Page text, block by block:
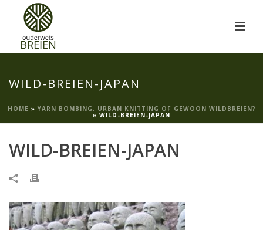
WILD-BREIEN-JAPAN
HOME » YARN BOMBING, URBAN KNITTING OF GEWOON WILDBREIEN?
» WILD-BREIEN-JAPAN
WILD-BREIEN-JAPAN